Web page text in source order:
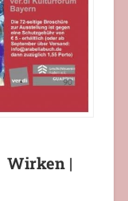
Wirken |